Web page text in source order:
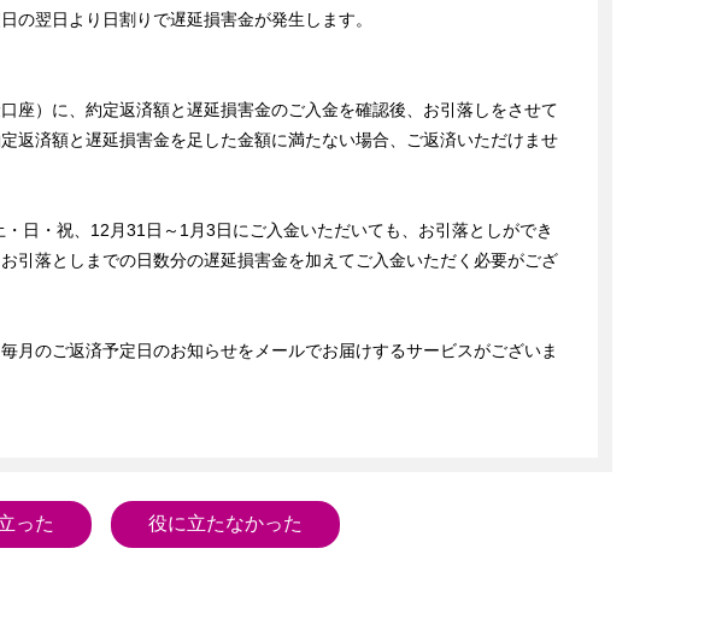
の翌日より日割りで遅延損害金が発生します。
座）に、約定返済額と遅延損害金のご入金を確認後、お引落しをさせて
返済額と遅延損害金を足した金額に満たない場合、ご返済いただけませ
日・祝、12月31日～1月3日にご入金いただいても、お引落としができ
引落としまでの日数分の遅延損害金を加えてご入金いただく必要がござ
月のご返済予定日のお知らせをメールでお届けするサービスがございま
った 役に立たなかった